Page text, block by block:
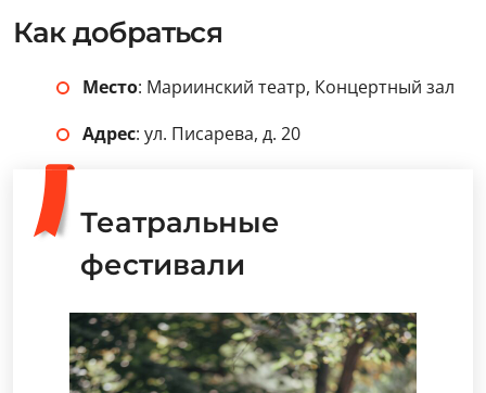
Как добраться
Место: Мариинский театр, Концертный зал
Адрес: ул. Писарева, д. 20
Театральные
фестивали